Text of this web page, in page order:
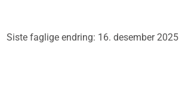
Siste faglige endring: 16. desember 2025